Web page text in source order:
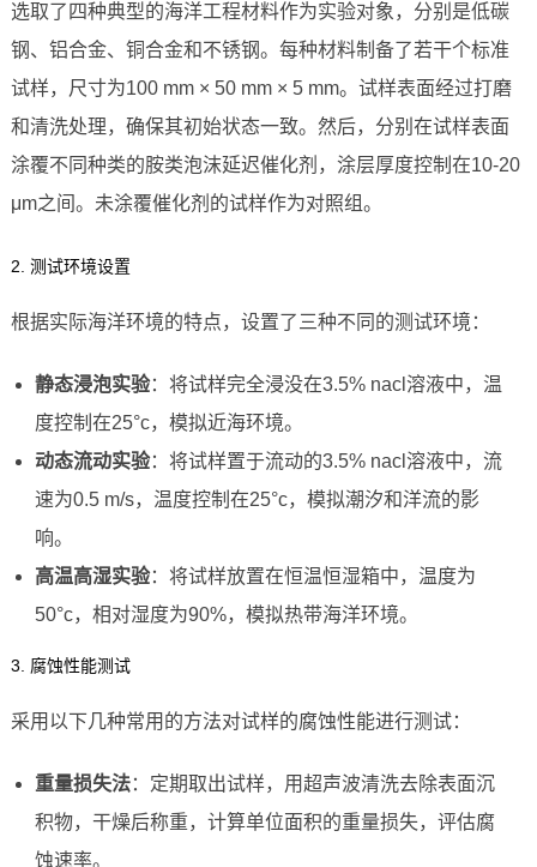
选取了四种典型的海洋工程材料作为实验对象，分别是低碳
钢、铝合金、铜合金和不锈钢。每种材料制备了若干个标准
试样，尺寸为100 mm × 50 mm × 5 mm。试样表面经过打磨
和清洗处理，确保其初始状态一致。然后，分别在试样表面
涂覆不同种类的胺类泡沫延迟催化剂，涂层厚度控制在10-20
μm之间。未涂覆催化剂的试样作为对照组。
2. 测试环境设置
根据实际海洋环境的特点，设置了三种不同的测试环境：
静态浸泡实验：将试样完全浸没在3.5% nacl溶液中，温
度控制在25°c，模拟近海环境。
动态流动实验：将试样置于流动的3.5% nacl溶液中，流
速为0.5 m/s，温度控制在25°c，模拟潮汐和洋流的影
响。
高温高湿实验：将试样放置在恒温恒湿箱中，温度为
50°c，相对湿度为90%，模拟热带海洋环境。
3. 腐蚀性能测试
采用以下几种常用的方法对试样的腐蚀性能进行测试：
重量损失法：定期取出试样，用超声波清洗去除表面沉
积物，干燥后称重，计算单位面积的重量损失，评估腐
蚀速率。